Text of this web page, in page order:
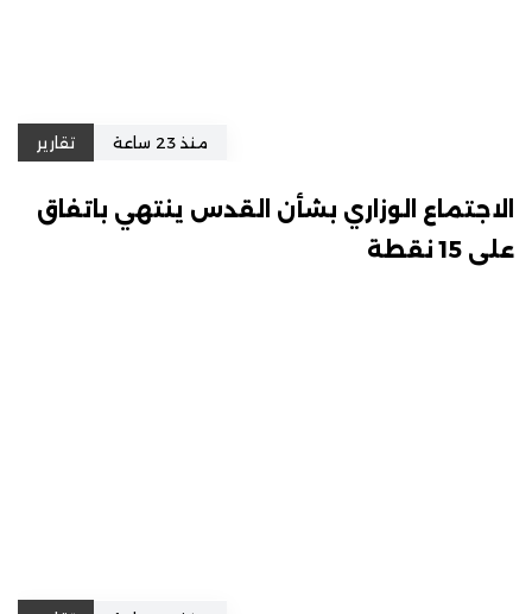
منذ 23 ساعة تقارير
الاجتماع الوزاري بشأن القدس ينتهي باتفاق
على 15 نقطة